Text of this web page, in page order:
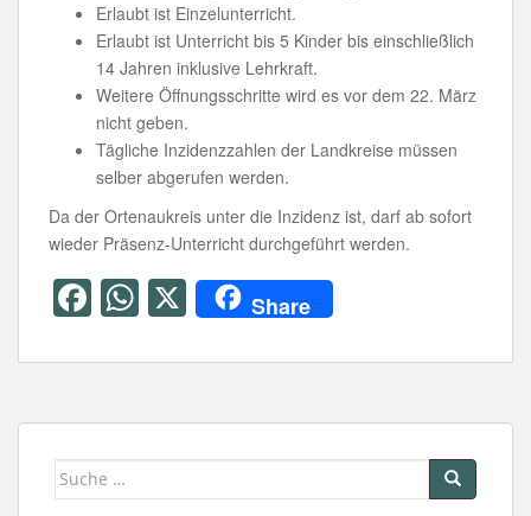
Erlaubt ist Einzelunterricht.
Erlaubt ist Unterricht bis 5 Kinder bis einschließlich
14 Jahren inklusive Lehrkraft.
Weitere Öffnungsschritte wird es vor dem 22. März
nicht geben.
Tägliche Inzidenzzahlen der Landkreise müssen
selber abgerufen werden.
Da der Ortenaukreis unter die Inzidenz ist, darf ab sofort
wieder Präsenz-Unterricht durchgeführt werden.
F
a
c
e
o
W
h
at
s
X Share
Suche